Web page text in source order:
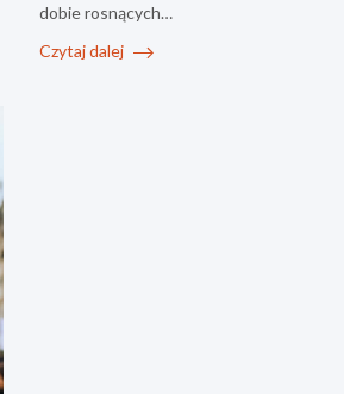
dobie rosnących…
Czytaj dalej